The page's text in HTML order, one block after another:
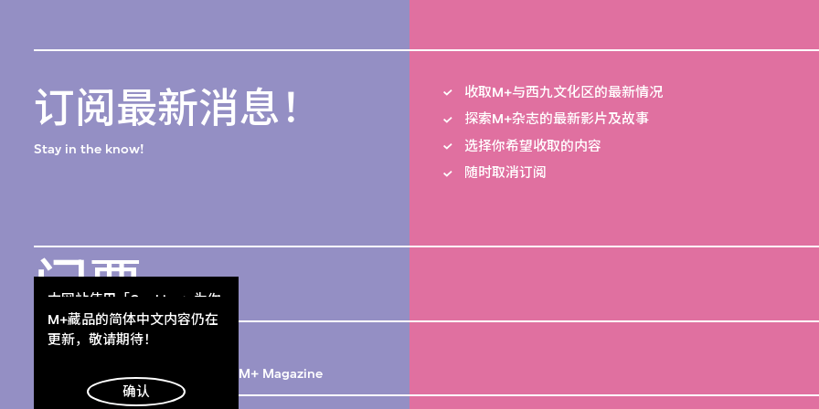
本网站使用「Cookies」为你
提供最好的网站体验。
了解更多
明白
M+藏品的简体中文内容仍在
更新，敬请期待！
确认
订阅最新消息！
Stay in the know!
收取M+与西九文化区的最新情况
探索M+杂志的最新影片及故事
选择你希望收取的内容
随时取消订阅
门票 Get Tickets
M+杂志 M+ Magazine